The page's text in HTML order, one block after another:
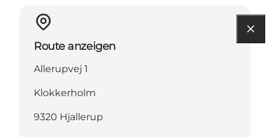
Route anzeigen
Allerupvej 1
Klokkerholm
9320 Hjallerup